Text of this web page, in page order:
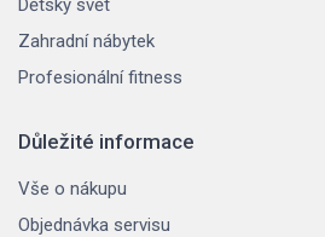
Dětský svět
Zahradní nábytek
Profesionální fitness
Důležité informace
Vše o nákupu
Objednávka servisu